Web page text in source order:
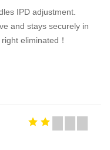
IPD adjustment.
and stays securely in
eliminated！